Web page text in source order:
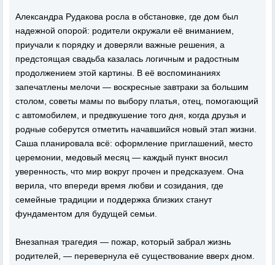
Александра Рудакова росла в обстановке, где дом был
надежной опорой: родители окружали её вниманием,
приучали к порядку и доверяли важные решения, а
предстоящая свадьба казалась логичным и радостным
продолжением этой картины. В её воспоминаниях
запечатлены мелочи — воскресные завтраки за большим
столом, советы мамы по выбору платья, отец, помогающий
с автомобилем, и предвкушение того дня, когда друзья и
родные соберутся отметить начавшийся новый этап жизни.
Саша планировала всё: оформление приглашений, место
церемонии, медовый месяц — каждый пункт вносил
уверенность, что мир вокруг прочен и предсказуем. Она
верила, что впереди время любви и созидания, где
семейные традиции и поддержка близких станут
фундаментом для будущей семьи.
Внезапная трагедия — пожар, который забрал жизнь
родителей, — перевернула её существование вверх дном.